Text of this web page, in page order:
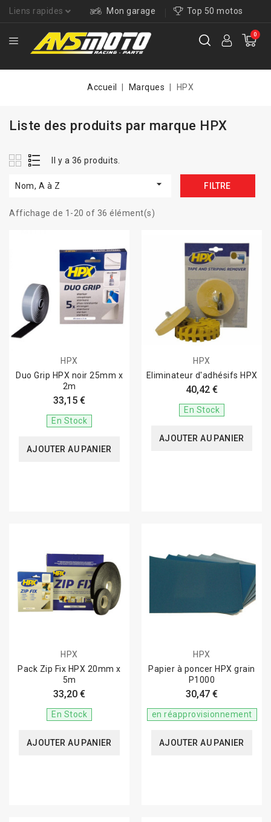
Liens rapides Mon garage Top 50 motos
0
Accueil Marques HPX
Liste des produits par marque HPX
Il y a 36 produits.
Nom, A à Z  FILTRE
Affichage de 1-20 of 36 élément(s)
HPX
Duo Grip HPX noir 25mm x
2m
33,15 €
En Stock
AJOUTER AU PANIER
HPX
Eliminateur d'adhésifs HPX
40,42 €
En Stock
AJOUTER AU PANIER
HPX
Pack Zip Fix HPX 20mm x
5m
33,20 €
En Stock
AJOUTER AU PANIER
HPX
Papier à poncer HPX grain
P1000
30,47 €
en réapprovisionnement
AJOUTER AU PANIER